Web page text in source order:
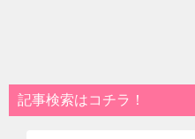
記事検索はコチラ！